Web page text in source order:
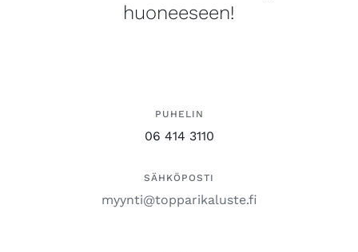
huoneeseen!
PUHELIN
06 414 3110
SÄHKÖPOSTI
myynti@topparikaluste.fi